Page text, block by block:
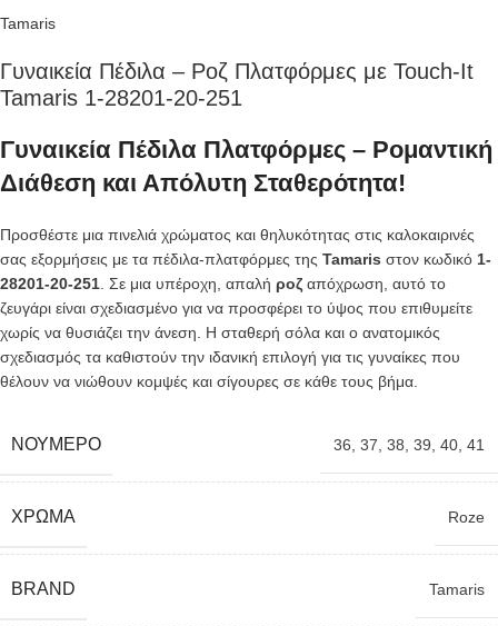
Tamaris
Γυναικεία Πέδιλα – Ροζ Πλατφόρμες με Touch-It
Tamaris 1-28201-20-251
Γυναικεία Πέδιλα Πλατφόρμες – Ρομαντική
Διάθεση και Απόλυτη Σταθερότητα!
Προσθέστε μια πινελιά χρώματος και θηλυκότητας στις καλοκαιρινές
σας εξορμήσεις με τα πέδιλα-πλατφόρμες της Tamaris στον κωδικό 1-
28201-20-251. Σε μια υπέροχη, απαλή ροζ απόχρωση, αυτό το
ζευγάρι είναι σχεδιασμένο για να προσφέρει το ύψος που επιθυμείτε
χωρίς να θυσιάζει την άνεση. Η σταθερή σόλα και ο ανατομικός
σχεδιασμός τα καθιστούν την ιδανική επιλογή για τις γυναίκες που
θέλουν να νιώθουν κομψές και σίγουρες σε κάθε τους βήμα.
ΝΟΎΜΕΡΟ 36, 37, 38, 39, 40, 41
ΧΡΏΜΑ Roze
BRAND Tamaris